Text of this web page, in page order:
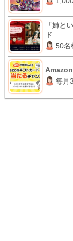
「姉と
ド
50名
毎月